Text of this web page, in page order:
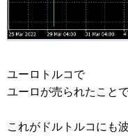
ユーロトルコで
ユーロが売られたこと
これがドルトルコにも